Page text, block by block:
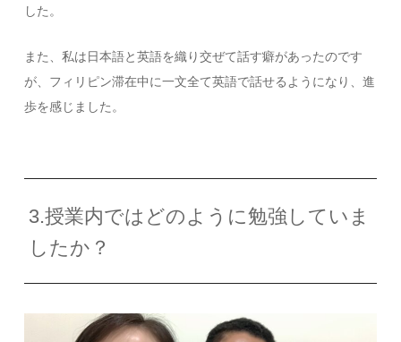
した。
また、私は日本語と英語を織り交ぜて話す癖があったのです
が、フィリピン滞在中に一文全て英語で話せるようになり、進
歩を感じました。
3.授業内ではどのように勉強していま
したか？